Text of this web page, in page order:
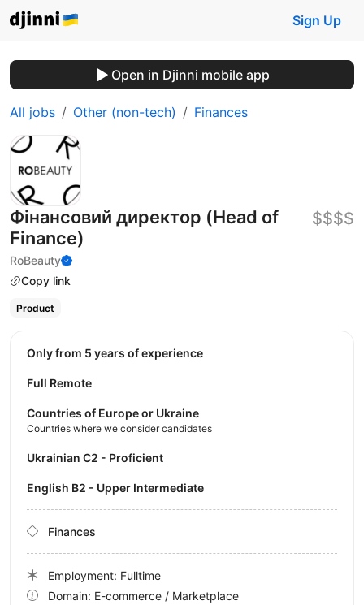
Sign Up
Open in Djinni mobile app
All jobs Other (non-tech) Finances
Фінансовий директор (Head of
Finance)
RoBeauty
Copy link
$$$$
Product
Only from 5 years of experience
Full Remote
Countries of Europe or Ukraine
Countries where we consider candidates
Ukrainian C2 - Proficient
English B2 - Upper Intermediate
Finances
Employment: Fulltime
Domain: E-commerce / Marketplace